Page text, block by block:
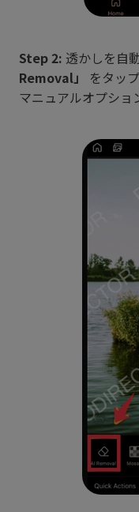
Step 2: 透かしを自
Removal」 をタッ
マニュアルオプショ